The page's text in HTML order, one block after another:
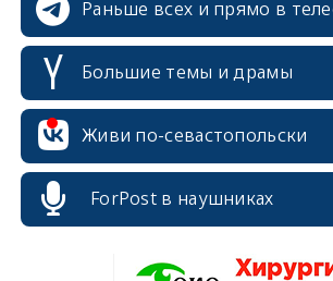
Раньше всех и прямо в
Большие темы и драмы
Живи по-севастопольски
ForPost в наушниках